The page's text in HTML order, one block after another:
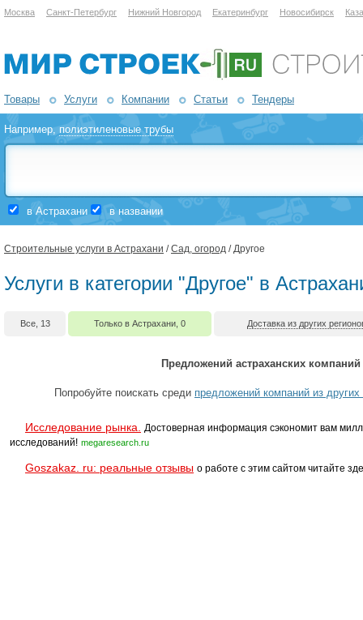
Москва Санкт-Петербург Нижний Новгород Екатеринбург Новосибирск
Товары Услуги Компании Статьи Тендеры
Например,полиэтиленовые трубы
в Астрахани в названии
Строительные услуги в Астрахани /Сад, огород / Другое
Услуги в категории "Другое" в
Все, 13 Только в Астрахани, 0 Доставка из других
Предложений астраханских
Попробуйте поискать среди предложений компаний из
Исследование рынка.
Достоверная информация сэкономит вам
исследований! megaresearch.ru
Goszakaz. ru: реальные отзывы о работе с этим сайтом читайте